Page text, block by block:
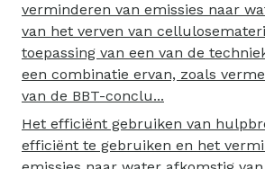
verminderen van emissies naar
van het verven van
toepassing van een van de
een combinatie ervan, zoals
van de BBT-conclu...
Het efficiënt gebruiken van
efficiënt te gebruiken en het